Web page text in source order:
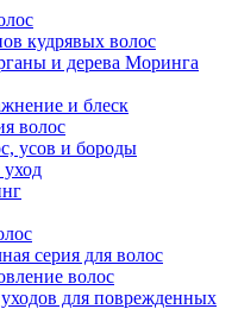
кудрявых волос
и дерева Моринга
и блеск
волос
усов и бороды
серия для волос
волос
для поврежденных